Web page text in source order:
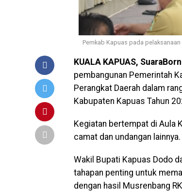
Pemkab Kapuas pada
KUALA KAPUAS,
pembangunan Pemerintah
Perangkat Daerah dalam
Kabupaten Kapuas Tahun
Kegiatan bertempat di Aula
camat dan undangan lainnya.
Wakil Bupati Kapuas Dodo
tahapan penting untuk
dengan hasil Musrenbang